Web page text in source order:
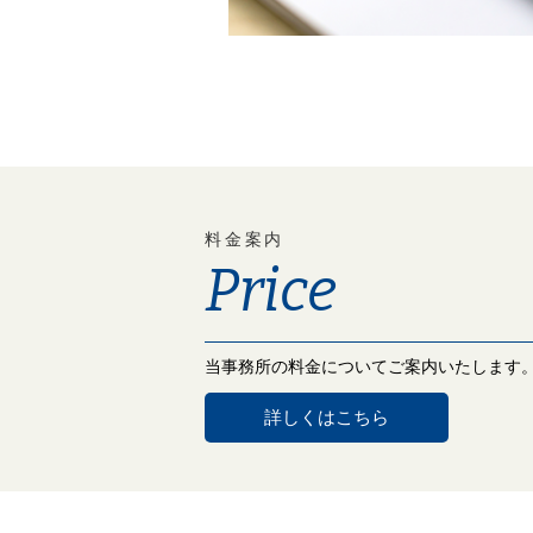
料金案内
Price
当事務所の料金についてご案内いたします
詳しくはこちら